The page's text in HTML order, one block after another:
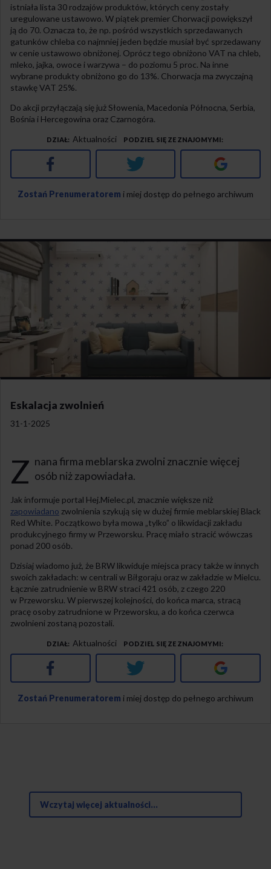
istniała lista 30 rodzajów produktów, których ceny zostały
uregulowane ustawowo. W piątek premier Chorwacji powiększył
ją do 70. Oznacza to, że np. pośród wszystkich sprzedawanych
gatunków chleba co najmniej jeden będzie musiał być sprzedawany
w cenie ustawowo obniżonej. Oprócz tego obniżono VAT na chleb,
mleko, jajka, owoce i warzywa – do poziomu 5 proc. Na inne
wybrane produkty obniżono go do 13%. Chorwacja ma zwyczajną
stawkę VAT 25%.
Do akcji przyłączają się już Słowenia, Macedonia Północna, Serbia,
Bośnia i Hercegowina oraz Czarnogóra.
DZIAŁ Aktualności PODZIEL SIĘ ZE ZNAJOMYMI
Facebook Twitter Google+
Zostań Prenumeratorem i miej dostęp do pełnego archiwum
Eskalacja zwolnień
31-1-2025
Z nana firma meblarska zwolni znacznie więcej
osób niż zapowiadała.
Jak informuje portal Hej.Mielec.pl, znacznie większe niż
zapowiadano zwolnienia szykują się w dużej firmie meblarskiej Black
Red White. Początkowo była mowa „tylko” o likwidacji zakładu
produkcyjnego firmy w Przeworsku. Pracę miało stracić wówczas
ponad 200 osób.
Dzisiaj wiadomo już, że BRW likwiduje miejsca pracy także w innych
swoich zakładach: w centrali w Biłgoraju oraz w zakładzie w Mielcu.
Łącznie zatrudnienie w BRW straci 421 osób, z czego 220
w Przeworsku. W pierwszej kolejności, do końca marca, stracą
pracę osoby zatrudnione w Przeworsku, a do końca czerwca
zwolnieni zostaną pozostali.
DZIAŁ Aktualności PODZIEL SIĘ ZE ZNAJOMYMI
Facebook Twitter Google+
Zostań Prenumeratorem i miej dostęp do pełnego archiwum
Wczytaj więcej aktualności...